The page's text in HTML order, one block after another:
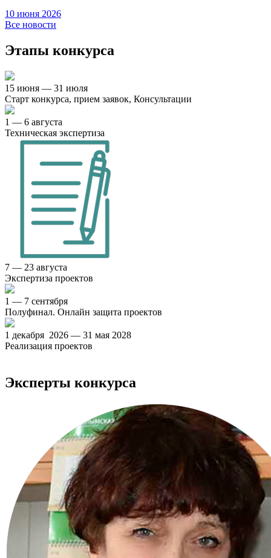
10 июня 2026
Все новости
Этапы конкурса
15 июня — 31 июля
Старт конкурса, прием заявок, Консультации
1 — 6 августа
Техническая экспертиза
7 — 23 августа
Экспертиза проектов
1 — 7 сентября
Полуфинал. Онлайн защита проектов
1 декабря 2026 — 31 мая 2028
Реализация проектов
Эксперты конкурса